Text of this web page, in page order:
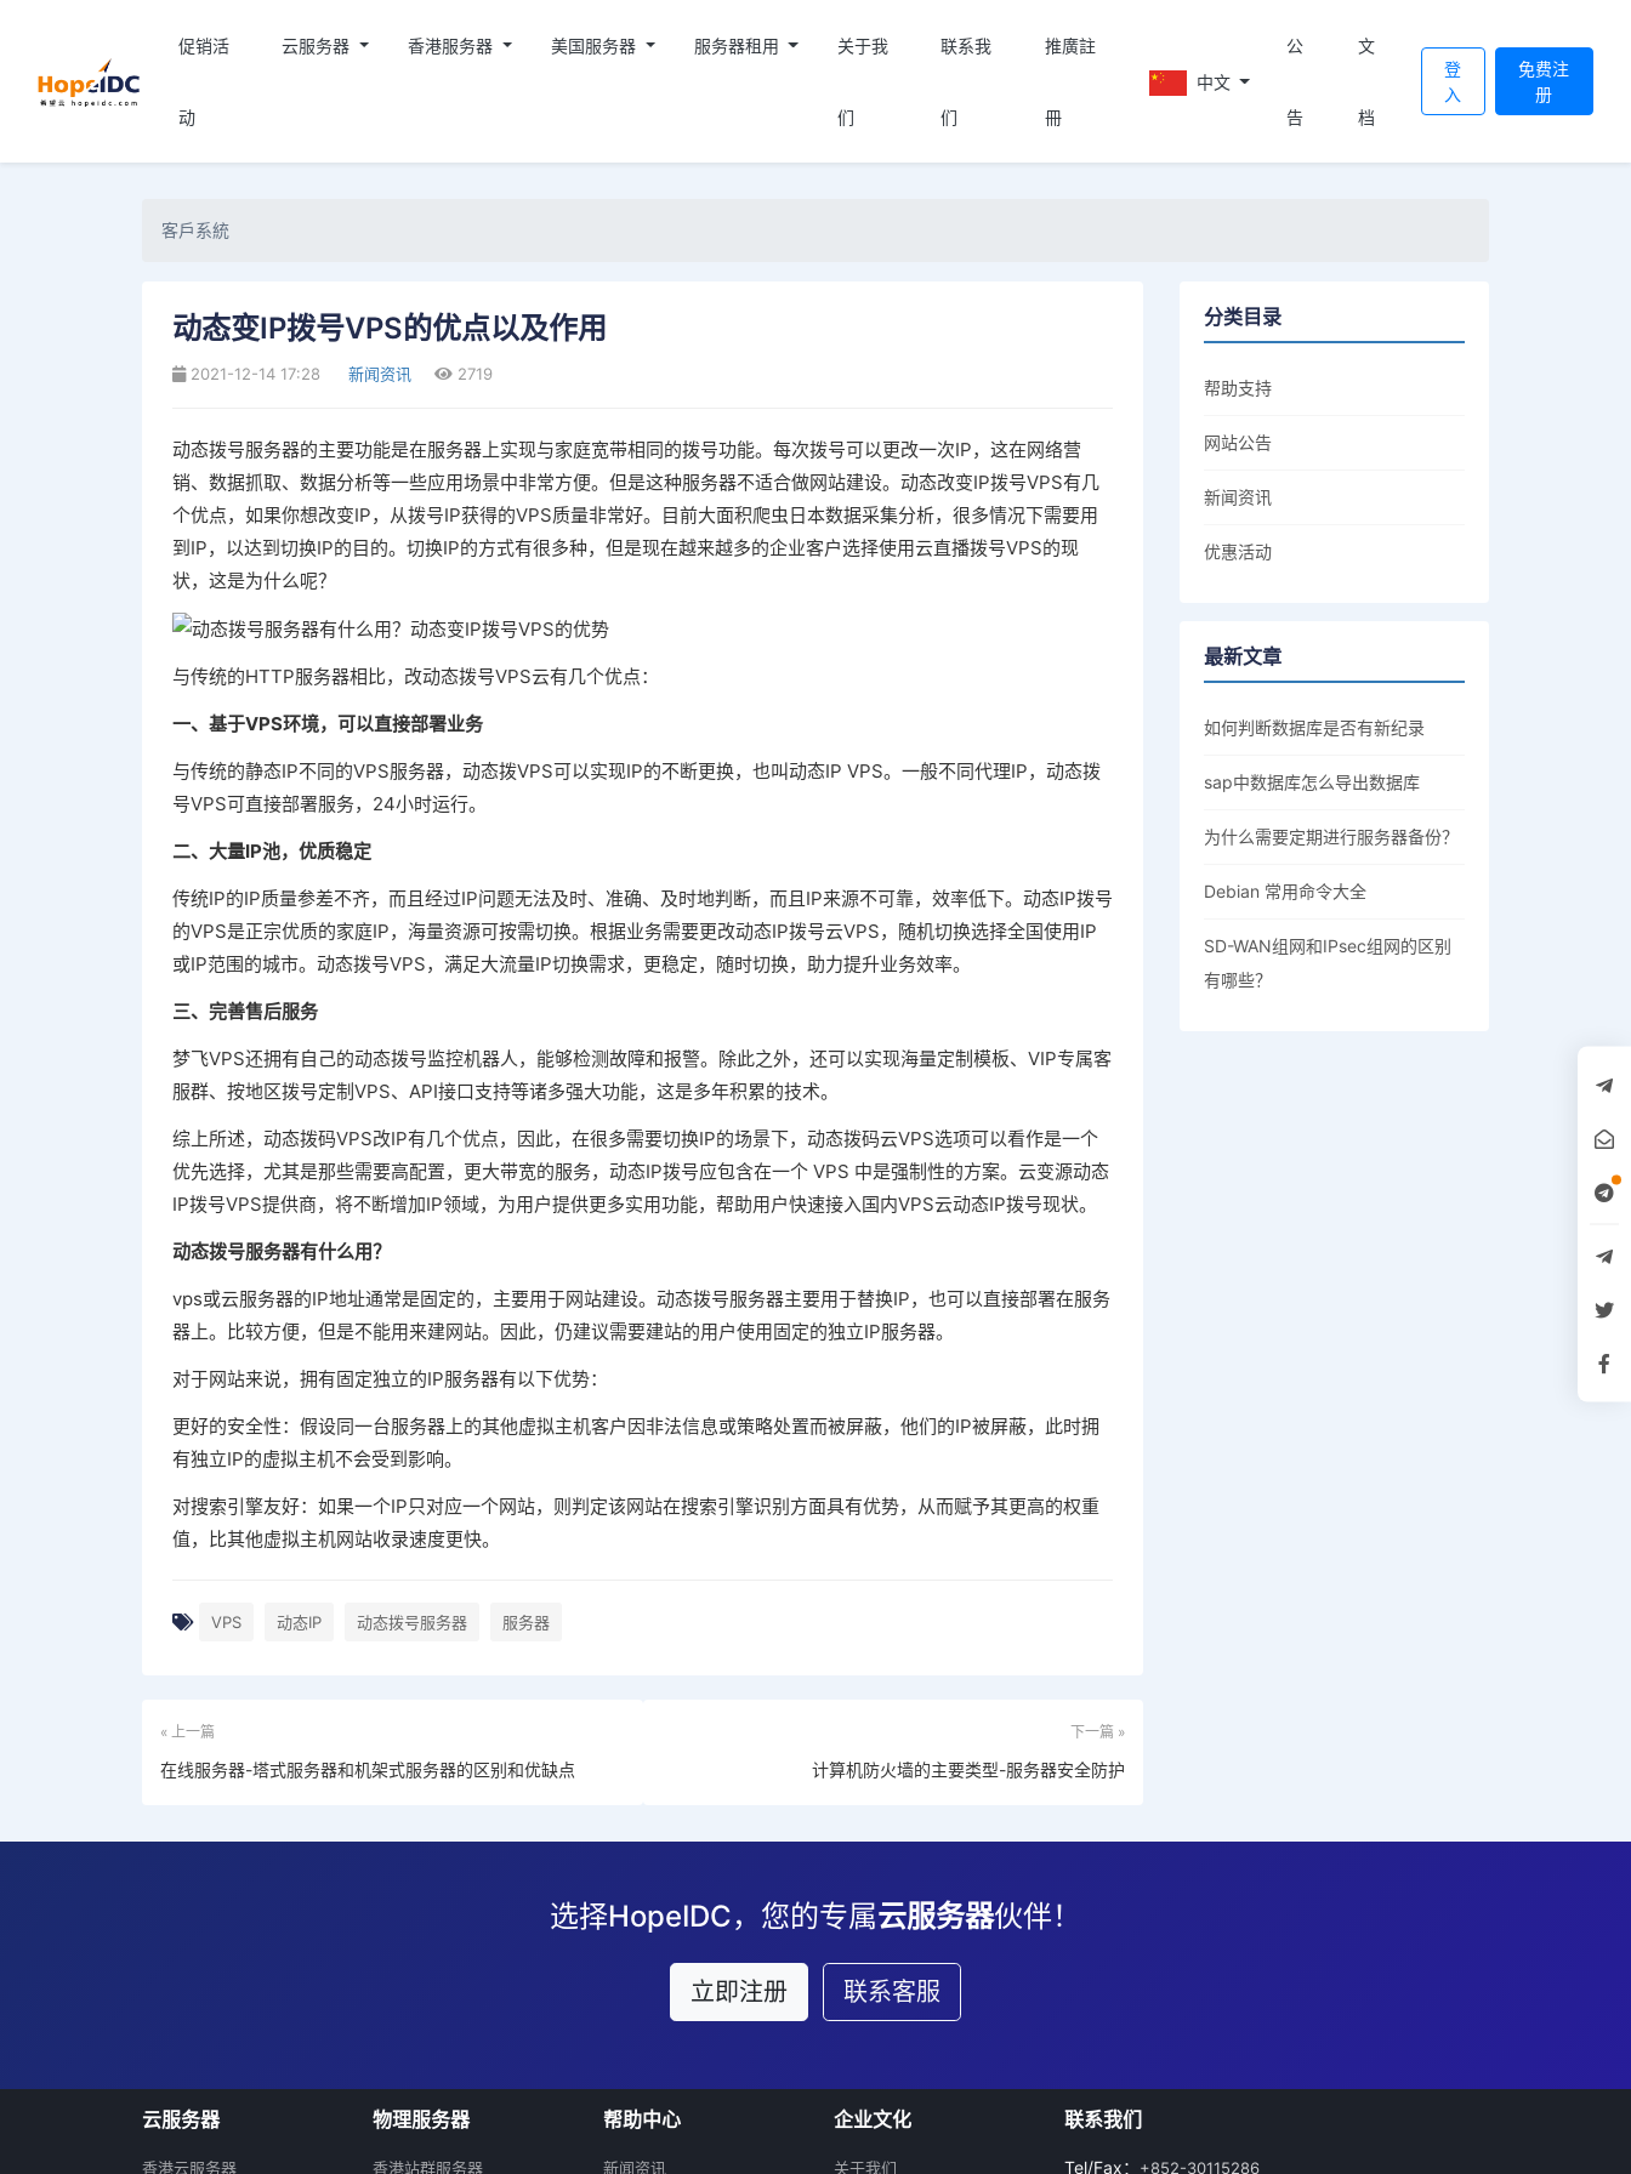
促销活
动
云服务器 香港服务器 美国服务器 服务器租用 关于我
们
联系我
们
推廣註
冊
中文
公
告
文
档
登
入
免费注
册
客戶系統
动态变IP拨号VPS的优点以及作用
2021-12-14 17:28 新闻资讯 2719
动态拨号服务器的主要功能是在服务器上实现与家庭宽带相同的拨号功能。每次拨号可以更改一次IP，这在网络营
销、数据抓取、数据分析等一些应用场景中非常方便。但是这种服务器不适合做网站建设。动态改变IP拨号VPS有几
个优点，如果你想改变IP，从拨号IP获得的VPS质量非常好。目前大面积爬虫日本数据采集分析，很多情况下需要用
到IP，以达到切换IP的目的。切换IP的方式有很多种，但是现在越来越多的企业客户选择使用云直播拨号VPS的现
状，这是为什么呢？
与传统的HTTP服务器相比，改动态拨号VPS云有几个优点：
一、基于VPS环境，可以直接部署业务
与传统的静态IP不同的VPS服务器，动态拨VPS可以实现IP的不断更换，也叫动态IP VPS。一般不同代理IP，动态拨
号VPS可直接部署服务，24小时运行。
二、大量IP池，优质稳定
传统IP的IP质量参差不齐，而且经过IP问题无法及时、准确、及时地判断，而且IP来源不可靠，效率低下。动态IP拨号
的VPS是正宗优质的家庭IP，海量资源可按需切换。根据业务需要更改动态IP拨号云VPS，随机切换选择全国使用IP
或IP范围的城市。动态拨号VPS，满足大流量IP切换需求，更稳定，随时切换，助力提升业务效率。
三、完善售后服务
梦飞VPS还拥有自己的动态拨号监控机器人，能够检测故障和报警。除此之外，还可以实现海量定制模板、VIP专属客
服群、按地区拨号定制VPS、API接口支持等诸多强大功能，这是多年积累的技术。
综上所述，动态拨码VPS改IP有几个优点，因此，在很多需要切换IP的场景下，动态拨码云VPS选项可以看作是一个
优先选择，尤其是那些需要高配置，更大带宽的服务，动态IP拨号应包含在一个 VPS 中是强制性的方案。云变源动态
IP拨号VPS提供商，将不断增加IP领域，为用户提供更多实用功能，帮助用户快速接入国内VPS云动态IP拨号现状。
动态拨号服务器有什么用？
vps或云服务器的IP地址通常是固定的，主要用于网站建设。动态拨号服务器主要用于替换IP，也可以直接部署在服务
器上。比较方便，但是不能用来建网站。因此，仍建议需要建站的用户使用固定的独立IP服务器。
对于网站来说，拥有固定独立的IP服务器有以下优势：
更好的安全性：假设同一台服务器上的其他虚拟主机客户因非法信息或策略处置而被屏蔽，他们的IP被屏蔽，此时拥
有独立IP的虚拟主机不会受到影响。
对搜索引擎友好：如果一个IP只对应一个网站，则判定该网站在搜索引擎识别方面具有优势，从而赋予其更高的权重
值，比其他虚拟主机网站收录速度更快。
VPS 动态IP 动态拨号服务器 服务器
« 上一篇
在线服务器-塔式服务器和机架式服务器的区别和优缺点
下一篇 »
计算机防火墙的主要类型-服务器安全防护
分类目录
帮助支持
网站公告
新闻资讯
优惠活动
最新文章
如何判断数据库是否有新纪录
sap中数据库怎么导出数据库
为什么需要定期进行服务器备份？
Debian 常用命令大全
SD-WAN组网和IPsec组网的区别
有哪些？
选择HopeIDC，您的专属云服务器伙伴！
立即注册 联系客服
云服务器
香港云服务器
物理服务器
香港站群服务器
帮助中心
新闻资讯
企业文化
关于我们
联系我们
Tel/Fax： +852-30115286